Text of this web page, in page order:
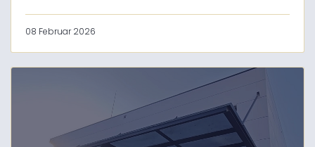
08 Februar 2026